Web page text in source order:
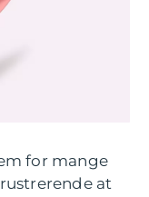
for mange
at